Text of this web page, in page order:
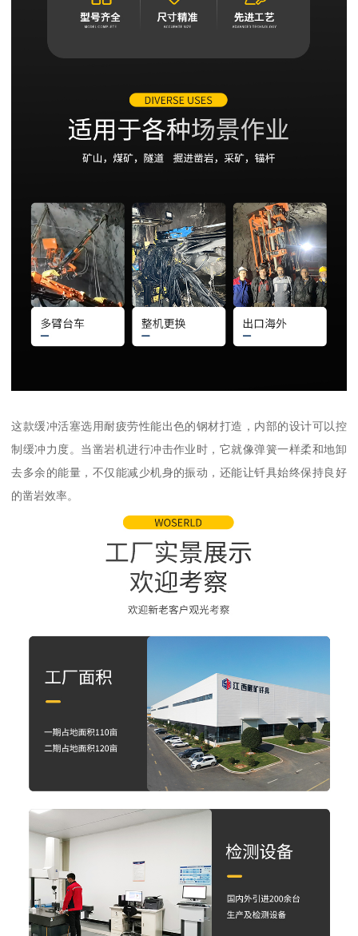
这款缓冲活塞选用耐疲劳性能出色的钢材打造，内部的设计可以控
制缓冲力度。当凿岩机进行冲击作业时，它就像弹簧一样柔和地卸
去多余的能量，不仅能减少机身的振动，还能让钎具始终保持良好
的凿岩效率。